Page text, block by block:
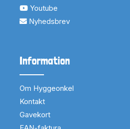
Youtube
Nyhedsbrev
Information
Om Hyggeonkel
Kontakt
Gavekort